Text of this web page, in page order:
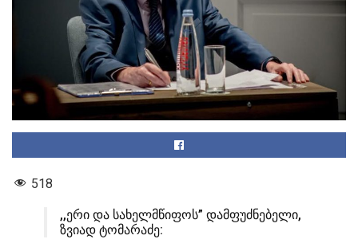
518
,,ერი და სახელმწიფოს” დამფუძნებელი,
ზვიად ტომარაძე: